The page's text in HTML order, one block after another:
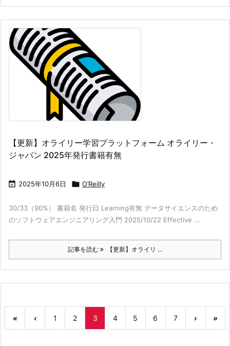
【更新】オライリー学習プラットフォーム オライリー・
ジャパン 2025年発行書籍有無
 2025年10月6日  O’Reilly
30/33（90%） 書籍名 発行日 Learning有無 データサイエンスのため
のソフトウェアエンジニアリング入門 2025/10/22 Effective ...
記事を読む 【更新】オライリ ...
« ‹ 1 2 3 4 5 6 7 › »